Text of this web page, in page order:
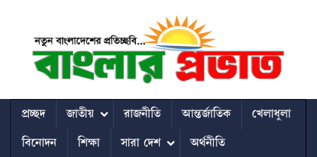
প্রচ্ছদ জাতীয় রাজনীতি আন্তর্জাতিক
খেলাধুলা
বিনোদন
শিক্ষা সারা দেশ
অর্থনীতি